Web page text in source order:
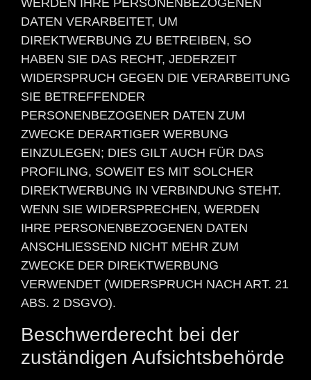
WERDEN IHRE PERSONENBEZOGENEN
DATEN VERARBEITET, UM
DIREKTWERBUNG ZU BETREIBEN, SO
HABEN SIE DAS RECHT, JEDERZEIT
WIDERSPRUCH GEGEN DIE VERARBEITUNG
SIE BETREFFENDER
PERSONENBEZOGENER DATEN ZUM
ZWECKE DERARTIGER WERBUNG
EINZULEGEN; DIES GILT AUCH FÜR DAS
PROFILING, SOWEIT ES MIT SOLCHER
DIREKTWERBUNG IN VERBINDUNG STEHT.
WENN SIE WIDERSPRECHEN, WERDEN
IHRE PERSONENBEZOGENEN DATEN
ANSCHLIESSEND NICHT MEHR ZUM
ZWECKE DER DIREKTWERBUNG
VERWENDET (WIDERSPRUCH NACH ART. 21
ABS. 2 DSGVO).
Beschwerde­recht bei der
zuständigen Aufsichts­behörde